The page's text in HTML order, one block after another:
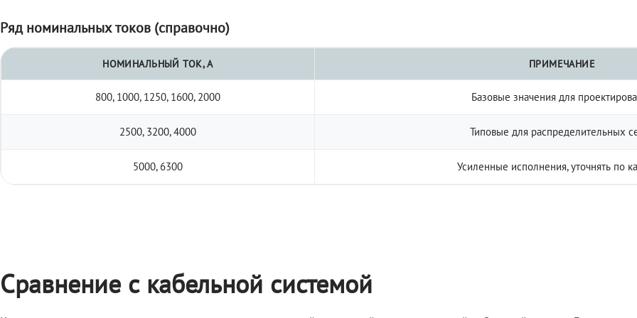
Ряд номинальных токов (справочно)
НОМИНАЛЬНЫЙ ТОК, А ПРИМЕЧАНИЕ
800, 1000, 1250, 1600, 2000 Базовые значения для
2500, 3200, 4000 Типовые для распределительных
5000, 6300 Усиленные исполнения, уточнять по
Сравнение с кабельной системой